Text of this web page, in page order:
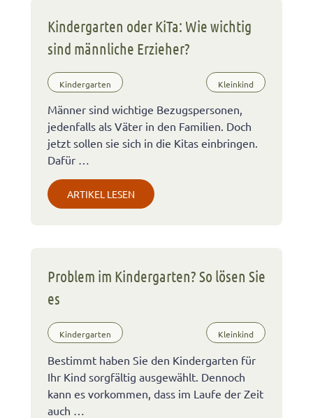
Kindergarten oder KiTa: Wie wichtig
sind männliche Erzieher?
Kindergarten Kleinkind
Männer sind wichtige Bezugspersonen,
jedenfalls als Väter in den Familien. Doch
jetzt sollen sie sich in die Kitas einbringen.
Dafür …
ARTIKEL LESEN
Problem im Kindergarten? So lösen Sie
es
Kindergarten Kleinkind
Bestimmt haben Sie den Kindergarten für
Ihr Kind sorgfältig ausgewählt. Dennoch
kann es vorkommen, dass im Laufe der Zeit
auch …